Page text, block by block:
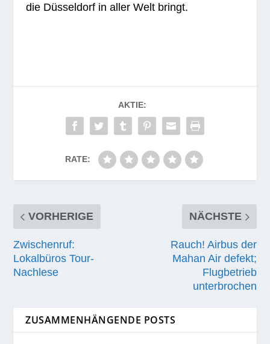
die Düs­sel­dorf in aller Welt bringt.
AKTIE:
RATE:
VORHERIGE
Zwischenruf:
Lokalbüros Tour-
Nachlese
NÄCHSTE
Rauch! Airbus der
Mahan Air defekt;
Flugbetrieb
unterbrochen
ZUSAMMENHÄNGENDE POSTS